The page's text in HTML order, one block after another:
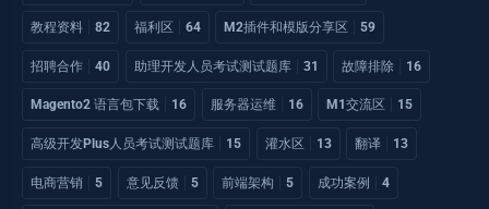
教程资料 82 福利区 64 M2插件和模版分享区 59
招聘合作 40 助理开发人员考试测试题库 31 故障排除 16
Magento2 语言包下载 16 服务器运维 16 M1交流区 15
高级开发Plus人员考试测试题库 15 灌水区 13 翻译 13
电商营销 5 意见反馈 5 前端架构 5 成功案例 4